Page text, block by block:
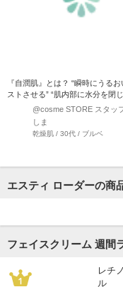
『自潤肌』とは？ “瞬時にうる
ストさせる” “肌内部に水分を閉じ
75年にわ…@cosme STORE スタッ
しま
乾燥肌 / 30代 / ブルベ
エスティ ローダーの商
フェイスクリーム 週間
レチ
ル